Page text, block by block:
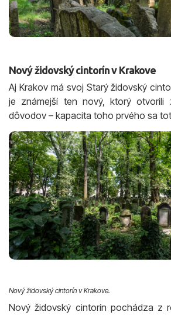
Nový židovský cintorín v Krakove
Aj Krakov má svoj Starý židovský
je známejší ten nový, ktorý otvorili
dôvodov – kapacita toho prvého sa
Nový židovský cintorín v Krakove.
Nový židovský cintorín pochádza z